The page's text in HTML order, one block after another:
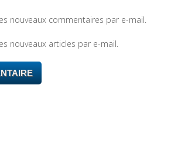
nouveaux commentaires par e-mail.
nouveaux articles par e-mail.